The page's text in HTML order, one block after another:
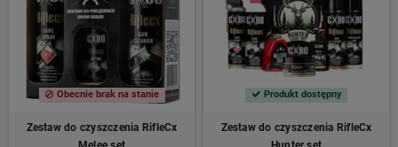
Obecnie brak na stanie
Zestaw do czyszczenia RifleCx
Produkt dostępny
Zestaw do czyszczenia RifleCx